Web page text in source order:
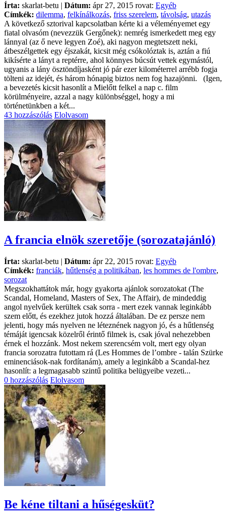
Írta: skarlat-betu | Dátum: ápr 27, 2015 rovat: Egyéb
Címkék: dilemma, felkínálkozás, friss szerelem, távolság, utazás
A következő sztorival kapcsolatban kérte ki a véleményemet egy
fiatal olvasóm (nevezzük Gergőnek): nemrég ismerkedett meg egy
lánnyal (az ő neve legyen Zoé), aki nagyon megtetszett neki,
átbeszélgettek egy éjszakát, kicsit még csókolóztak is, aztán a fiú
kikísérte a lányt a reptérre, ahol könnyes búcsút vettek egymástól,
ugyanis a lány ösztöndíjasként jó pár ezer kilométerrel arrébb fogja
tölteni az idejét, és három hónapig biztos nem fog hazajönni. (Igen,
a bevezetés kicsit hasonlít a Mielőtt felkel a nap c. film
körülményeire, azzal a nagy különbséggel, hogy a mi
történetünkben a két...
43 hozzászólás Elolvasom
A francia elnök szeretője (sorozatajánló)
Írta: skarlat-betu | Dátum: ápr 22, 2015 rovat: Egyéb
Címkék: franciák, hűtlenség a politikában, les hommes de l'ombre,
sorozat
Megszokhattátok már, hogy gyakorta ajánlok sorozatokat (The
Scandal, Homeland, Masters of Sex, The Affair), de mindeddig
angol nyelvűek kerültek csak sorra - mert ezek vannak leginkább
szem előtt, és ezekhez jutok hozzá általában. De ez persze nem
jelenti, hogy más nyelven ne léteznének nagyon jó, és a hűtlenség
témáját igencsak közelről érintő filmek is, csak jóval nehezebben
érnek el hozzánk. Most nekem szerencsém volt, mert egy olyan
francia sorozatra futottam rá (Les Hommes de l’ombre - talán Szürke
eminenciások-nak fordítanám), amely a leginkább a Scandal-hez
hasonlít: a legmagasabb szintű politika belügyeibe vezeti...
0 hozzászólás Elolvasom
Be kéne tiltani a hűségesküt?